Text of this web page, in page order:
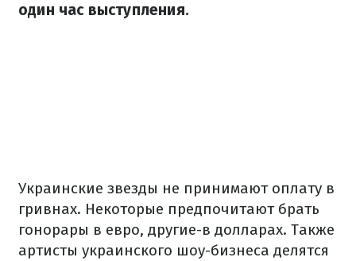
один час выступления.
Украинские звезды не принимают оплату в
гривнах. Некоторые предпочитают брать
гонорары в евро, другие-в долларах. Также
артисты украинского шоу-бизнеса делятся